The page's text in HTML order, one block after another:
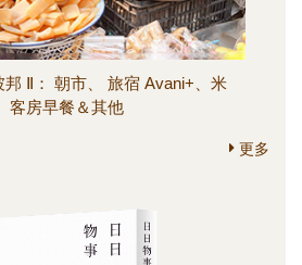
邦 Ⅱ： 朝市、 旅宿 Avani+、米
客房早餐＆其他
更多